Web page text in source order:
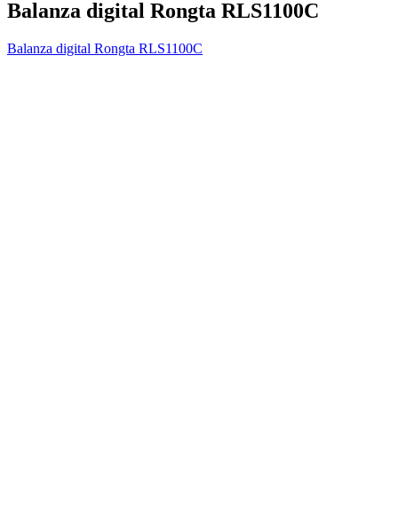
Balanza digital Rongta RLS1100C
Balanza digital Rongta RLS1100C